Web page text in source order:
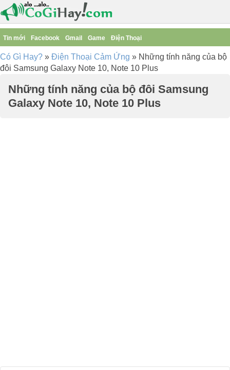
Tin mới Facebook Gmail Game Điện Thoại
Có Gì Hay? » Điện Thoại Cảm Ứng » Những tính năng của bộ
đôi Samsung Galaxy Note 10, Note 10 Plus
Những tính năng của bộ đôi Samsung
Galaxy Note 10, Note 10 Plus